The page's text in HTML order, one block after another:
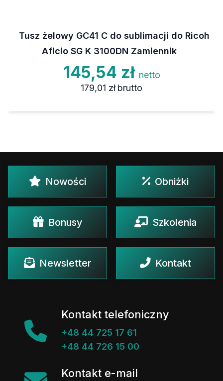
Tusz żelowy GC41 C do sublimacji do Ricoh
Aficio SG K 3100DN Zamiennik
145,54 zł netto
179,01 zł brutto
Nowości Obniżki
Bonusy Szkolenia
Newsletter Kontakt
Kontakt telefoniczny
+48 44 725 17 61
+48 44 726 15 00
Kontakt e-mail